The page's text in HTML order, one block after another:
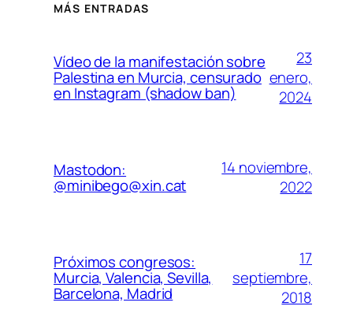
MÁS ENTRADAS
Vídeo de la manifestación sobre
Palestina en Murcia, censurado
en Instagram (shadow ban)
23
enero,
2024
Mastodon:
@minibego@xin.cat
14 noviembre,
2022
Próximos congresos:
Murcia, Valencia, Sevilla,
Barcelona, Madrid
17
septiembre,
2018